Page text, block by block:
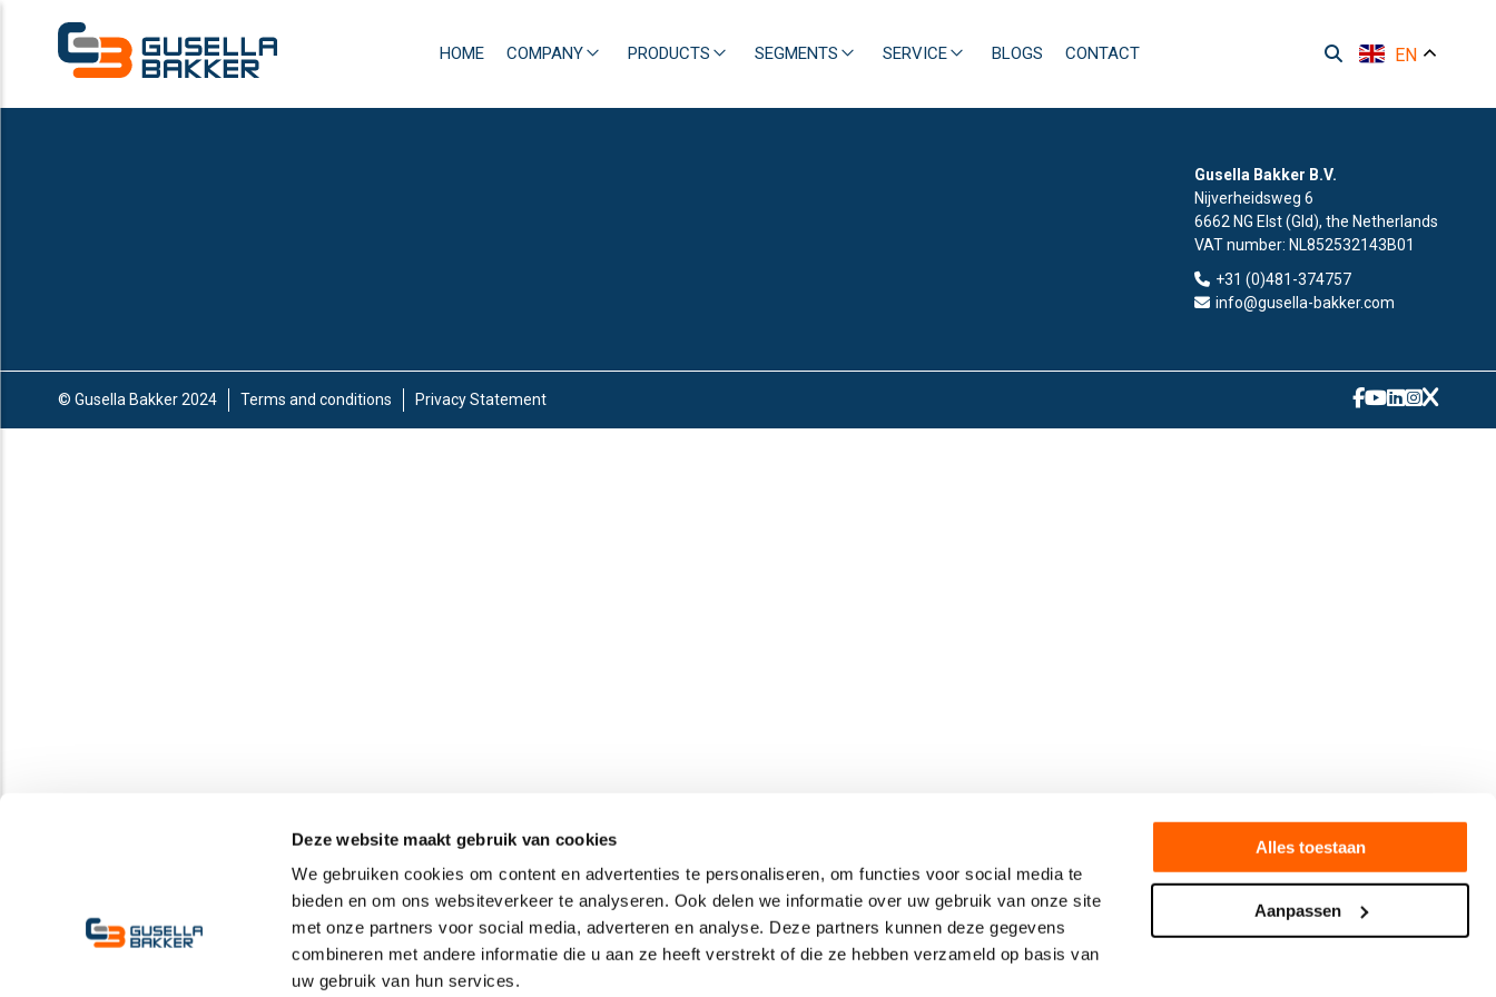
Deze website maakt gebruik van cookies
We gebruiken cookies om content en advertenties te personaliseren, om functies voor social media te
bieden en om ons websiteverkeer te analyseren. Ook delen we informatie over uw gebruik van onze site
met onze partners voor social media, adverteren en analyse. Deze partners kunnen deze gegevens
combineren met andere informatie die u aan ze heeft verstrekt of die ze hebben verzameld op basis van
uw gebruik van hun services.
Alles toestaan
Aanpassen
HOME COMPANY PRODUCTS SEGMENTS SERVICE BLOGS CONTACT EN
Gusella Bakker B.V.
Nijverheidsweg 6
6662 NG Elst (Gld), the Netherlands
VAT number: NL852532143B01
+31 (0)481-374757
info@gusella-bakker.com
© Gusella Bakker 2024 Terms and conditions Privacy Statement